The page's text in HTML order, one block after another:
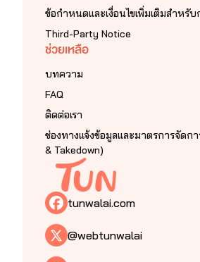
ข้อกำหนดและเงื่อนไขเพิ่มเติมสำหรับ
Third-Party Notice
ช่วยเหลือ
บทความ
FAQ
ติดต่อเรา
ช่องทางแจ้งข้อมูลและมาตรการจัดก
& Takedown)
tunwalai.com
@webtunwalai